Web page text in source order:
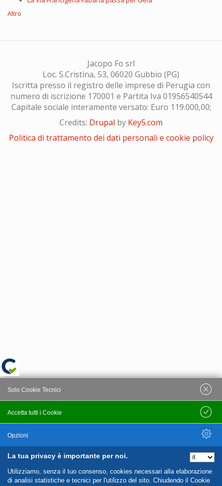
Altro
Jacopo Fo srl
Loc. S.Cristina, 53, 06020 Gubbio (PG)
Iscritta presso il registro delle imprese di Perugia con
numero di iscrizione 170001 e Partita Iva 01956540544
Capitale sociale interamente versato: Euro 119.000,00;
Credits: Drupal by Key5.com
Politica di trattamento dei dati personali e cookie policy
La tua privacy è importante per noi.
Utilizziamo, senza il tuo consenso, cookies necessari alla elaborazione
di analisi statistiche e tecnici per l'utilizzo del sito. Chiudendo il Cookie
Accetta tutti i Cookie
Solo Cookie Tecnici
Salva
Opzioni
Nascondi Opzioni